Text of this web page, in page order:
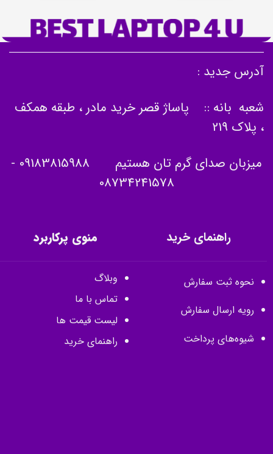
آدرس جدید :
شعبه بانه :: پاساژ قصر خرید مادر ، طبقه همکف
، پلاک 219
میزبان صدای گرم تان هستیم 09183815988
-
08734241578
راهنمای خرید
نحوه ثبت سفارش
رویه ارسال سفارش
شیوه‌های پرداخت
منوی پرکاربرد
وبلاگ
تماس با ما
لیست قیمت ها
راهنمای خرید